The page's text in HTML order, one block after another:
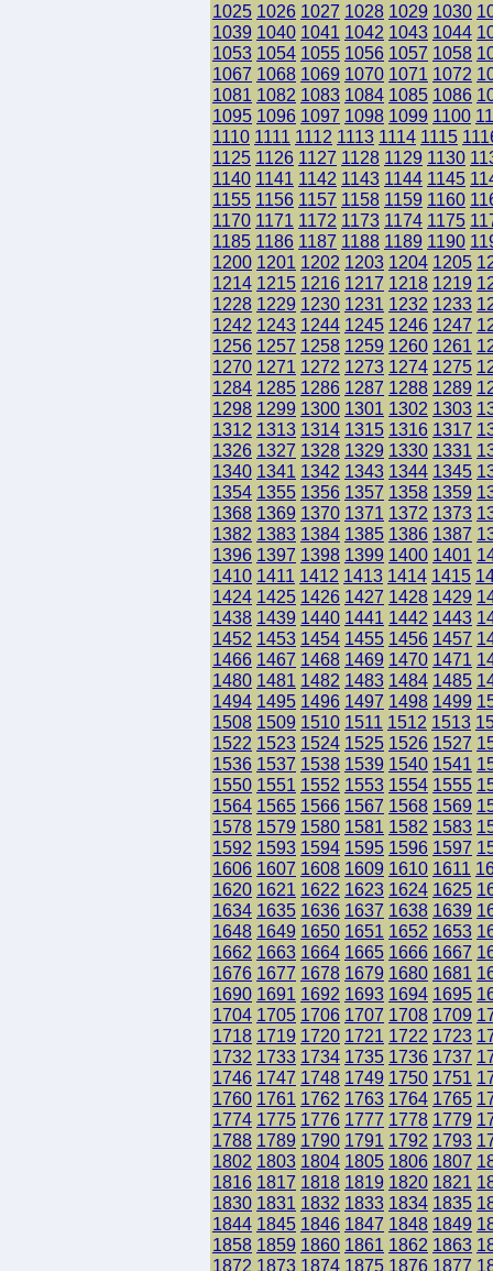
1025 1026 1027 1028 1029 1030
1039 1040 1041 1042 1043 1044
1053 1054 1055 1056 1057 1058
1067 1068 1069 1070 1071 1072
1081 1082 1083 1084 1085 1086
1095 1096 1097 1098 1099 1100
1110 1111 1112 1113 1114 1115
1125 1126 1127 1128 1129 1130
1140 1141 1142 1143 1144 1145
1155 1156 1157 1158 1159 1160
1170 1171 1172 1173 1174 1175
1185 1186 1187 1188 1189 1190
1200 1201 1202 1203 1204 1205
1214 1215 1216 1217 1218 1219
1228 1229 1230 1231 1232 1233
1242 1243 1244 1245 1246 1247
1256 1257 1258 1259 1260 1261
1270 1271 1272 1273 1274 1275
1284 1285 1286 1287 1288 1289
1298 1299 1300 1301 1302 1303
1312 1313 1314 1315 1316 1317
1326 1327 1328 1329 1330 1331
1340 1341 1342 1343 1344 1345
1354 1355 1356 1357 1358 1359
1368 1369 1370 1371 1372 1373
1382 1383 1384 1385 1386 1387
1396 1397 1398 1399 1400 1401
1410 1411 1412 1413 1414 1415
1424 1425 1426 1427 1428 1429
1438 1439 1440 1441 1442 1443
1452 1453 1454 1455 1456 1457
1466 1467 1468 1469 1470 1471
1480 1481 1482 1483 1484 1485
1494 1495 1496 1497 1498 1499
1508 1509 1510 1511 1512 1513
1522 1523 1524 1525 1526 1527
1536 1537 1538 1539 1540 1541
1550 1551 1552 1553 1554 1555
1564 1565 1566 1567 1568 1569
1578 1579 1580 1581 1582 1583
1592 1593 1594 1595 1596 1597
1606 1607 1608 1609 1610 1611
1620 1621 1622 1623 1624 1625
1634 1635 1636 1637 1638 1639
1648 1649 1650 1651 1652 1653
1662 1663 1664 1665 1666 1667
1676 1677 1678 1679 1680 1681
1690 1691 1692 1693 1694 1695
1704 1705 1706 1707 1708 1709
1718 1719 1720 1721 1722 1723
1732 1733 1734 1735 1736 1737
1746 1747 1748 1749 1750 1751
1760 1761 1762 1763 1764 1765
1774 1775 1776 1777 1778 1779
1788 1789 1790 1791 1792 1793
1802 1803 1804 1805 1806 1807
1816 1817 1818 1819 1820 1821
1830 1831 1832 1833 1834 1835
1844 1845 1846 1847 1848 1849
1858 1859 1860 1861 1862 1863
1872 1873 1874 1875 1876 1877